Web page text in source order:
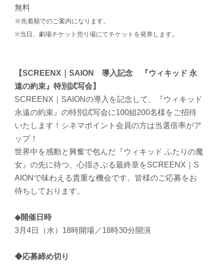
無料
※先着順でのご案内になります。
※当日、劇場チケット売り場にてチケットを発券します 。
【SCREENX｜SAION 導入記念 『ウィキッド 永
遠の約束』特別試写会】
SCREENX｜SAIONの導入を記念して、『ウィキッド
永遠の約束』の特別試写会に100組200名様をご招待
いたします！シネマポイント会員の方は当選倍率がア
ップ！
世界中を感動と興奮で包んだ『ウィキッド ふたりの魔
女』の先に待つ、心揺さぶる最終章をSCREENX｜S
AIONで味わえる貴重な機会です。皆様のご応募をお
待ちしております。
◆開催日時
3月4日（水）18時開場／18時30分開演
◆応募締め切り